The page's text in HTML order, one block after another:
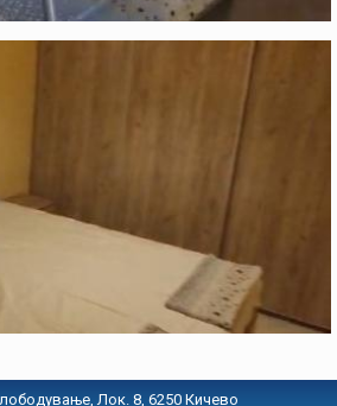
Лок. 8, 6250 Кичево